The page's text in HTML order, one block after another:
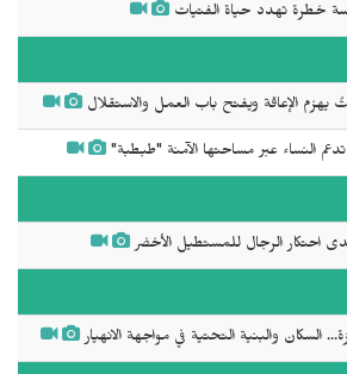
خطرة تهدد حياة الفتيات
الإعاقة ويفتح باب العمل والاستقلال
النساء عبر مساحتها الآمنة "طبطبة"
احتكار الرجال للمستطيل الأخضر
السكان والبنية التحتية في مواجهة الانهيار